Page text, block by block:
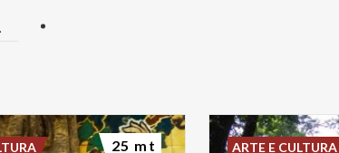
25 mt ARTE E CULTURA